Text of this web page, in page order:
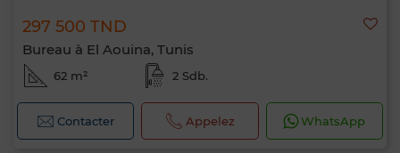
297 500 TND
Bureau à El Aouina, Tunis
62 m² 2 Sdb.
Contacter Appelez WhatsApp